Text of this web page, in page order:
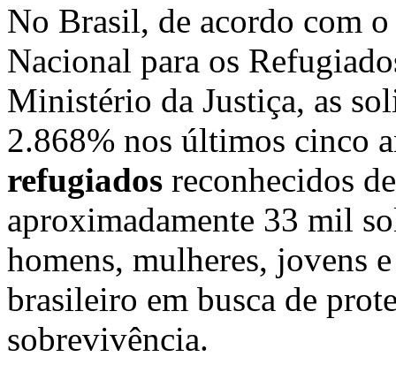
No Brasil, de acordo com
Nacional para os
Ministério da Justiça, as
2.868% nos últimos cinco
refugiados reconhecidos
aproximadamente 33 mil
homens, mulheres, jovens
brasileiro em busca de
sobrevivência.